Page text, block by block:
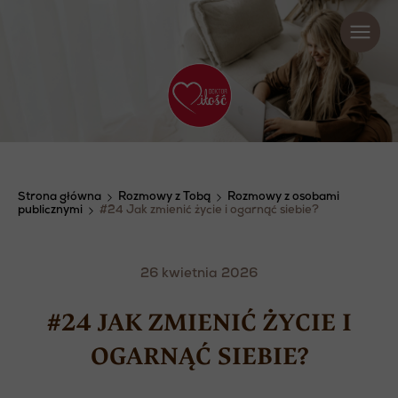
Strona główna Rozmowy z Tobą
Rozmowy z osobami
publicznymi
#24 Jak zmienić życie i ogarnąć siebie?
26 kwietnia 2026
#24 JAK ZMIENIĆ ŻYCIE I
OGARNĄĆ SIEBIE?